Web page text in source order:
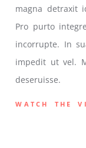
magna detraxit
Pro purto
incorrupte. In
impedit ut vel.
deseruisse.
WATCH THE